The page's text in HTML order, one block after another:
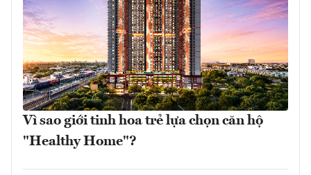
Vì sao giới tinh hoa trẻ lựa chọn căn hộ
"Healthy Home"?